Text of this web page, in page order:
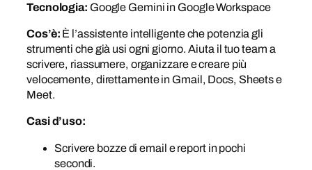
Tecnologia: Google Gemini in Google Workspace
Cos’è: È l’assistente intelligente che potenzia gli
strumenti che già usi ogni giorno. Aiuta il tuo team a
scrivere, riassumere, organizzare e creare più
velocemente, direttamente in Gmail, Docs, Sheets e
Meet.
Casi d’uso:
Scrivere bozze di email e report in pochi
secondi.